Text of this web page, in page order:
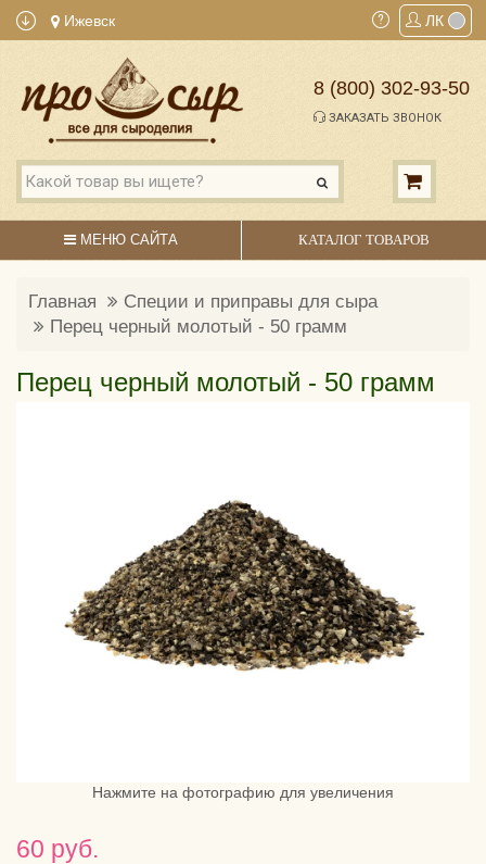
Ижевск ЛК
8 (800) 302-93-50
ЗАКАЗАТЬ ЗВОНОК
МЕНЮ САЙТА КАТАЛОГ ТОВАРОВ
Главная
Специи и приправы для сыра
Перец черный молотый - 50 грамм
Перец черный молотый - 50 грамм
Нажмите на фотографию для увеличения
60 руб.